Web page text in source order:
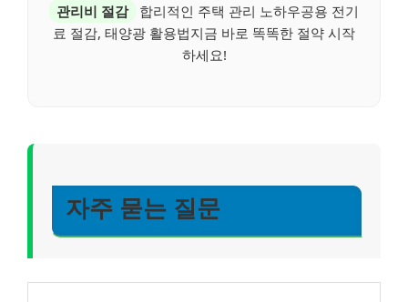
관리비 절감
합리적인 주택 관리 노하우공용 전기
료 절감, 태양광 활용법지금 바로 똑똑한 절약 시작
하세요!
자주 묻는 질문